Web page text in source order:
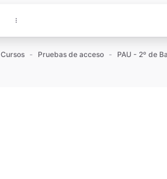
Cursos Pruebas de acceso PAU - 2º de